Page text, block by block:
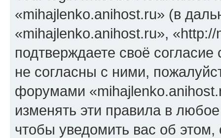
«mihajlenko.anihost.ru» (в
«mihajlenko.anihost.ru»,
подтверждаете своё
не согласны с ними,
форумами
изменять эти правила в
чтобы уведомить вас об